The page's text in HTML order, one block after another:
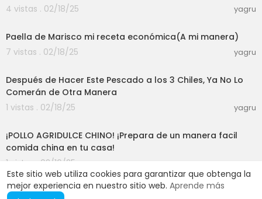
Este sitio web utiliza cookies para garantizar que obtenga la
mejor experiencia en nuestro sitio web. Aprende más
4 vistas . 02/18/25
yagru
Paella de Marisco mi receta económica(A mi manera)
7 vistas . 02/18/25
yagru
Después de Hacer Este Pescado a los 3 Chiles, Ya No Lo
Comerán de Otra Manera
1 vistas . 02/18/25
yagru
¡POLLO AGRIDULCE CHINO! ¡Prepara de un manera facil
comida china en tu casa!
1 vistas . 02/16/25